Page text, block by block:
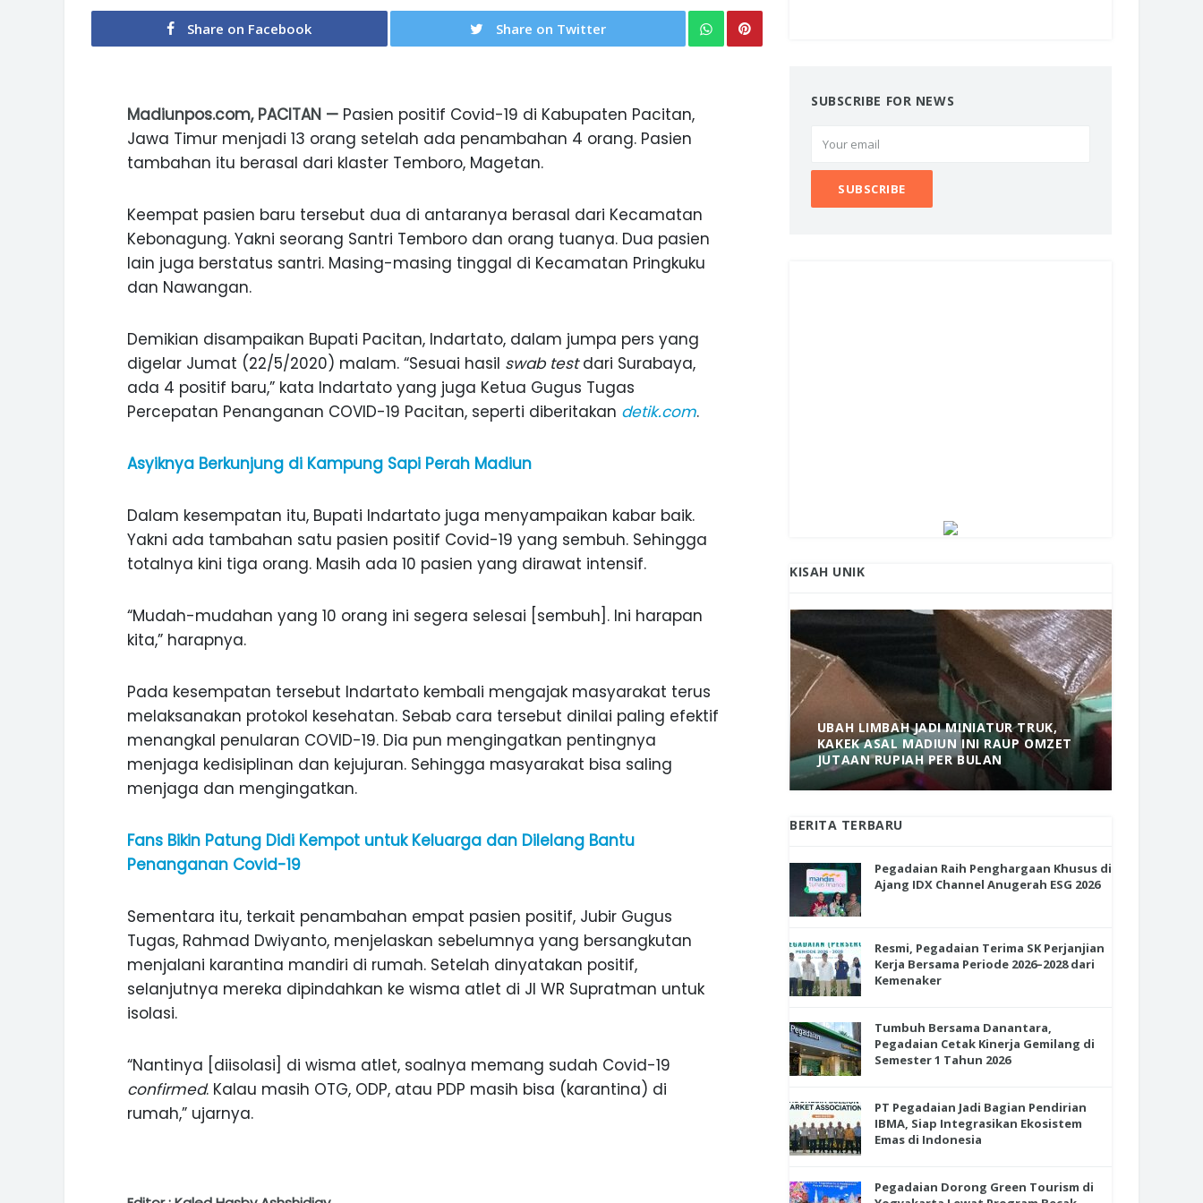
Share on Facebook Share on Twitter
Madiunpos.com, PACITAN — Pasien positif Covid-19 di Kabupaten Pacitan,
Jawa Timur menjadi 13 orang setelah ada penambahan 4 orang. Pasien
tambahan itu berasal dari klaster Temboro, Magetan.
Keempat pasien baru tersebut dua di antaranya berasal dari Kecamatan
Kebonagung. Yakni seorang Santri Temboro dan orang tuanya. Dua pasien
lain juga berstatus santri. Masing-masing tinggal di Kecamatan Pringkuku
dan Nawangan.
Demikian disampaikan Bupati Pacitan, Indartato, dalam jumpa pers yang
digelar Jumat (22/5/2020) malam. “Sesuai hasil swab testdari Surabaya,
ada 4 positif baru,” kata Indartato yang juga Ketua Gugus Tugas
Percepatan Penanganan COVID-19 Pacitan, seperti diberitakan detik.com.
Asyiknya Berkunjung di Kampung Sapi Perah Madiun
Dalam kesempatan itu, Bupati Indartato juga menyampaikan kabar baik.
Yakni ada tambahan satu pasien positif Covid-19 yang sembuh. Sehingga
totalnya kini tiga orang. Masih ada 10 pasien yang dirawat intensif.
“Mudah-mudahan yang 10 orang ini segera selesai [sembuh]. Ini harapan
kita,” harapnya.
Pada kesempatan tersebut Indartato kembali mengajak masyarakat terus
melaksanakan protokol kesehatan. Sebab cara tersebut dinilai paling efektif
menangkal penularan COVID-19. Dia pun mengingatkan pentingnya
menjaga kedisiplinan dan kejujuran. Sehingga masyarakat bisa saling
menjaga dan mengingatkan.
Fans Bikin Patung Didi Kempot untuk Keluarga dan Dilelang Bantu
Penanganan Covid-19
Sementara itu, terkait penambahan empat pasien positif, Jubir Gugus
Tugas, Rahmad Dwiyanto, menjelaskan sebelumnya yang bersangkutan
menjalani karantina mandiri di rumah. Setelah dinyatakan positif,
selanjutnya mereka dipindahkan ke wisma atlet di Jl WR Supratman untuk
isolasi.
“Nantinya [diisolasi] di wisma atlet, soalnya memang sudah Covid-19
confirmed. Kalau masih OTG, ODP, atau PDP masih bisa (karantina) di
rumah,” ujarnya.
SUBSCRIBE FOR NEWS
KISAH UNIK
MANIS, LEGIT, DAN PAHIT, NIKMATNYA
DURIAN SEGULUNG MADIUN
ANAK-ANAK BOJONEGORO DAN
NGANJUK SEKOLAH DI SMPN SARADAN
SEJAK 1996
UBAH LIMBAH JADI MINIATUR TRUK,
KAKEK ASAL MADIUN INI RAUP OMZET
JUTAAN RUPIAH PER BULAN
BERITA TERBARU
Pegadaian Raih Penghargaan Khusus di
Ajang IDX Channel Anugerah ESG 2026
Resmi, Pegadaian Terima SK Perjanjian
Kerja Bersama Periode 2026–2028 dari
Kemenaker
Tumbuh Bersama Danantara,
Pegadaian Cetak Kinerja Gemilang di
Semester 1 Tahun 2026
PT Pegadaian Jadi Bagian Pendirian
IBMA, Siap Integrasikan Ekosistem
Emas di Indonesia
Pegadaian Dorong Green Tourism di